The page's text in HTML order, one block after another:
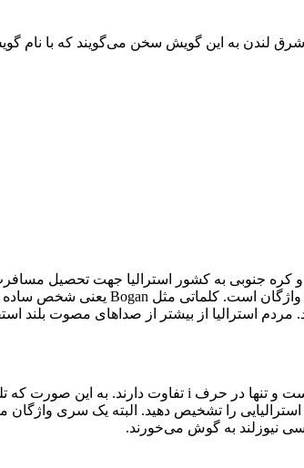
و کره جنوبی به کشور استرالیا جهت تحصیل
واژگان است. کلماتی مثل Bogan یعنی شخص ساده لوح،
استرالیا از بیشتر از صداهای مصوت بلند
است و تنها در حرف i تفاوت دارند. به این صورت که تلفظ کلماتی مثل
را تشخیص دهید. البته یک سری واژگان